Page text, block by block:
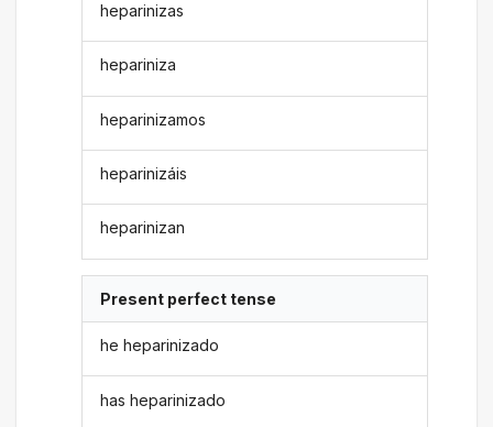
heparinizas
hepariniza
heparinizamos
heparinizáis
heparinizan
Present perfect tense
he heparinizado
has heparinizado